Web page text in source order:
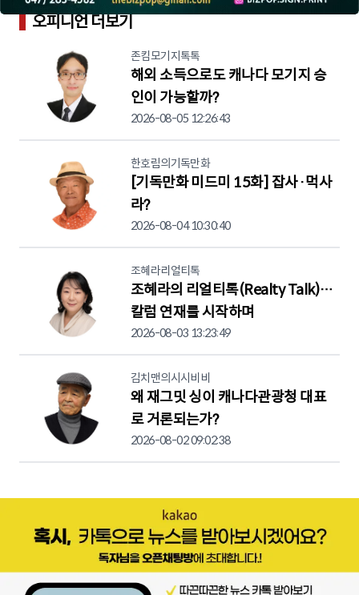
오피니언 더보기
존킴모기지톡톡
해외 소득으로도 캐나다 모기지 승
인이 가능할까?
2026-08-05 12:26:43
한호림의기독만화
[기독만화 미드미 15화] 잡사·먹사
라?
2026-08-04 10:30:40
조혜라리얼티톡
조혜라의 리얼티톡(Realty Talk)…
칼럼 연재를 시작하며
2026-08-03 13:23:49
김치맨의시시비비
왜 재그밋 싱이 캐나다관광청 대표
로 거론되는가?
2026-08-02 09:02:38